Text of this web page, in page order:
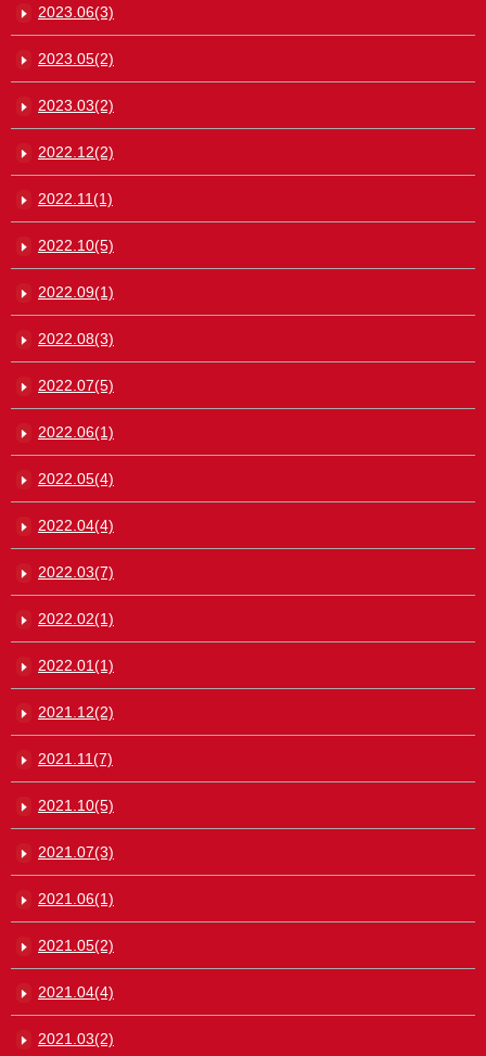
2023.06(3)
2023.05(2)
2023.03(2)
2022.12(2)
2022.11(1)
2022.10(5)
2022.09(1)
2022.08(3)
2022.07(5)
2022.06(1)
2022.05(4)
2022.04(4)
2022.03(7)
2022.02(1)
2022.01(1)
2021.12(2)
2021.11(7)
2021.10(5)
2021.07(3)
2021.06(1)
2021.05(2)
2021.04(4)
2021.03(2)